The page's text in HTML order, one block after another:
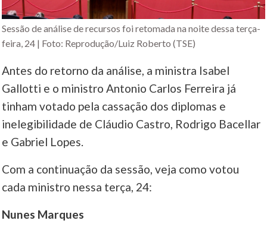
Sessão de análise de recursos foi retomada na noite dessa terça-
feira, 24 | Foto: Reprodução/Luiz Roberto (TSE)
Antes do retorno da análise, a ministra Isabel
Gallotti e o ministro Antonio Carlos Ferreira já
tinham votado pela cassação dos diplomas e
inelegibilidade de Cláudio Castro, Rodrigo Bacellar
e Gabriel Lopes.
Com a continuação da sessão, veja como votou
cada ministro nessa terça, 24:
Nunes Marques